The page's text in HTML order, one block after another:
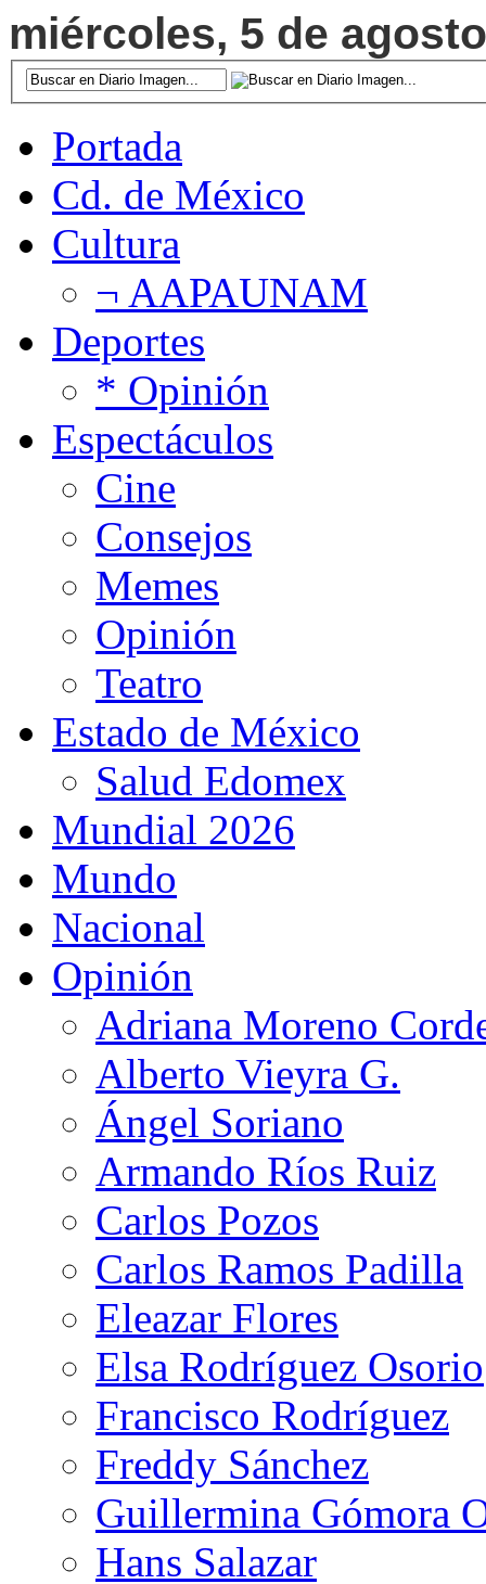
miércoles, 5 de
Portada
Cd. de México
Cultura
¬ AAPAUNAM
Deportes
* Opinión
Espectáculos
Cine
Consejos
Memes
Opinión
Teatro
Estado de México
Salud Edomex
Mundial 2026
Mundo
Nacional
Opinión
Adriana Moreno
Alberto Vieyra G.
Ángel Soriano
Armando Ríos Ruiz
Carlos Pozos
Carlos Ramos Padilla
Eleazar Flores
Elsa Rodríguez Osorio
Francisco Rodríguez
Freddy Sánchez
Guillermina Gómora
Hans Salazar